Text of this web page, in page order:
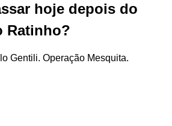
hoje depois do
Ratinho?
Gentili. Operação Mesquita.